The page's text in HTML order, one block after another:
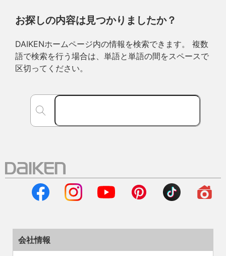
お探しの内容は見つかりましたか？
DAIKENホームページ内の情報を検索できます。 複数
語で検索を行う場合は、単語と単語の間をスペースで
区切ってください。
会社情報